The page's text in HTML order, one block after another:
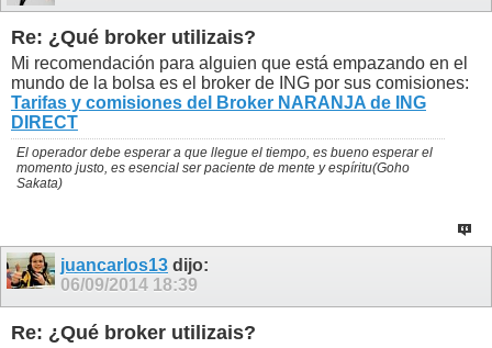
Re: ¿Qué broker utilizais?
Mi recomendación para alguien que está empazando en el
mundo de la bolsa es el broker de ING por sus comisiones:
Tarifas y comisiones del Broker NARANJA de ING
DIRECT
El operador debe esperar a que llegue el tiempo, es bueno esperar el
momento justo, es esencial ser paciente de mente y espíritu(Goho
Sakata)
juancarlos13 dijo:
06/09/2014 18:39
Re: ¿Qué broker utilizais?